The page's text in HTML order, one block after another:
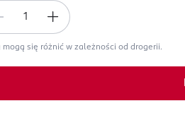
mogą się różnić w zależności od drogerii.